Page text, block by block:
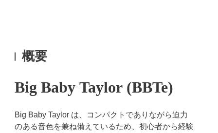
概要
Big Baby Taylor (BBTe)
Big Baby Taylor は、コンパクトでありながら迫力
のある音色を兼ね備えているため、初心者から経験